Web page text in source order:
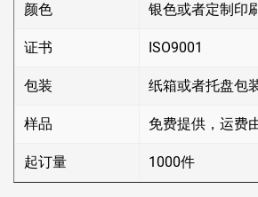
颜色 银色或者定制印
证书 ISO9001
包装 纸箱或者托盘包
样品 免费提供，运费
起订量 1000件